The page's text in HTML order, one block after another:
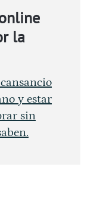
la
y estar
sin